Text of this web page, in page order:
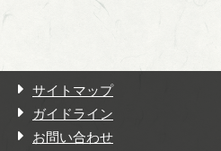
サイトマップ
ガイドライン
お問い合わせ